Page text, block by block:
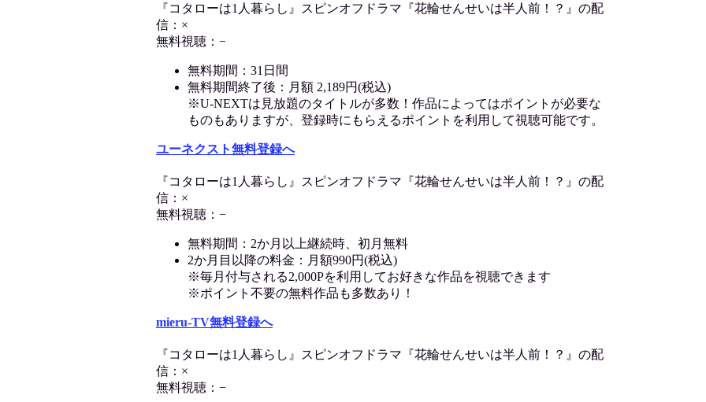
『コタローは1人暮らし』スピンオフドラマ『花輪せんせいは半人前！？』の配
信：×
無料視聴：−
無料期間：31日間
無料期間終了後：月額 2,189円(税込)
※U-NEXTは見放題のタイトルが多数！作品によってはポイントが必要な
ものもありますが、登録時にもらえるポイントを利用して視聴可能です。
ユーネクスト無料登録へ
『コタローは1人暮らし』スピンオフドラマ『花輪せんせいは半人前！？』の配
信：×
無料視聴：−
無料期間：2か月以上継続時、初月無料
2か月目以降の料金：月額990円(税込)
※毎月付与される2,000Pを利用してお好きな作品を視聴できます
※ポイント不要の無料作品も多数あり！
mieru-TV無料登録へ
『コタローは1人暮らし』スピンオフドラマ『花輪せんせいは半人前！？』の配
信：×
無料視聴：−